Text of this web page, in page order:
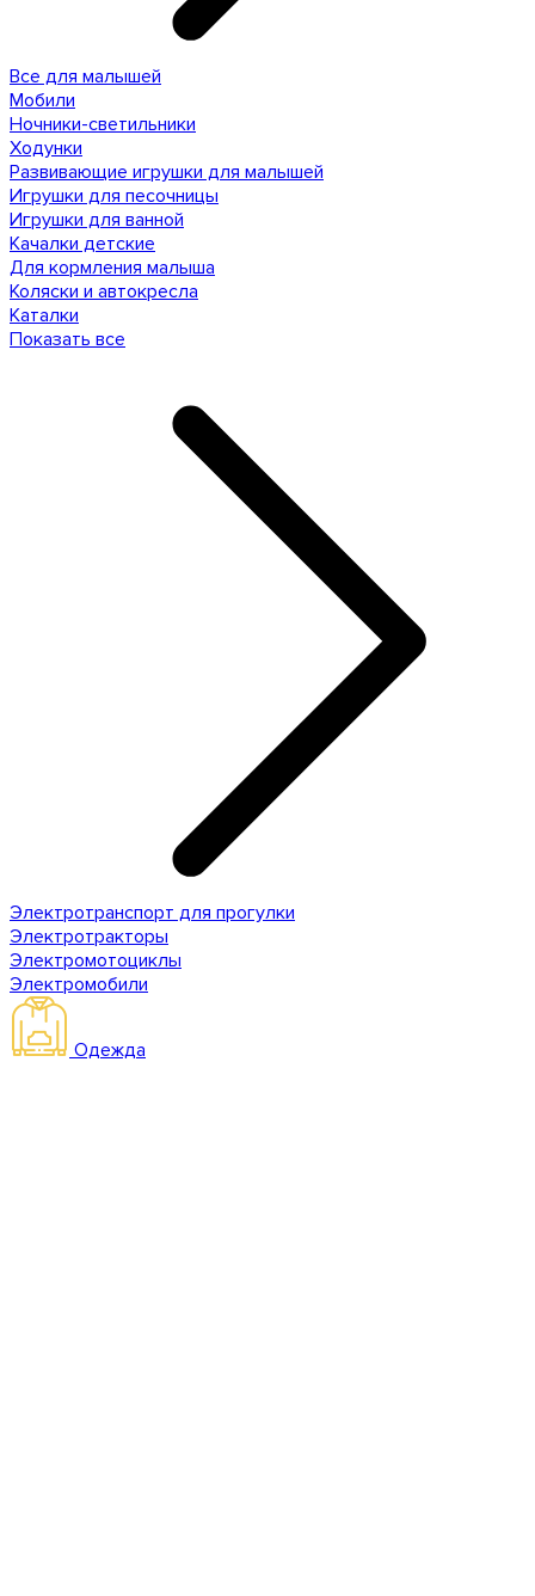
Все для малышей
Мобили
Ночники-светильники
Ходунки
Развивающие игрушки для малышей
Игрушки для песочницы
Игрушки для ванной
Качалки детские
Для кормления малыша
Коляски и автокресла
Каталки
Показать все
Электротранспорт для прогулки
Электротракторы
Электромотоциклы
Электромобили
Одежда